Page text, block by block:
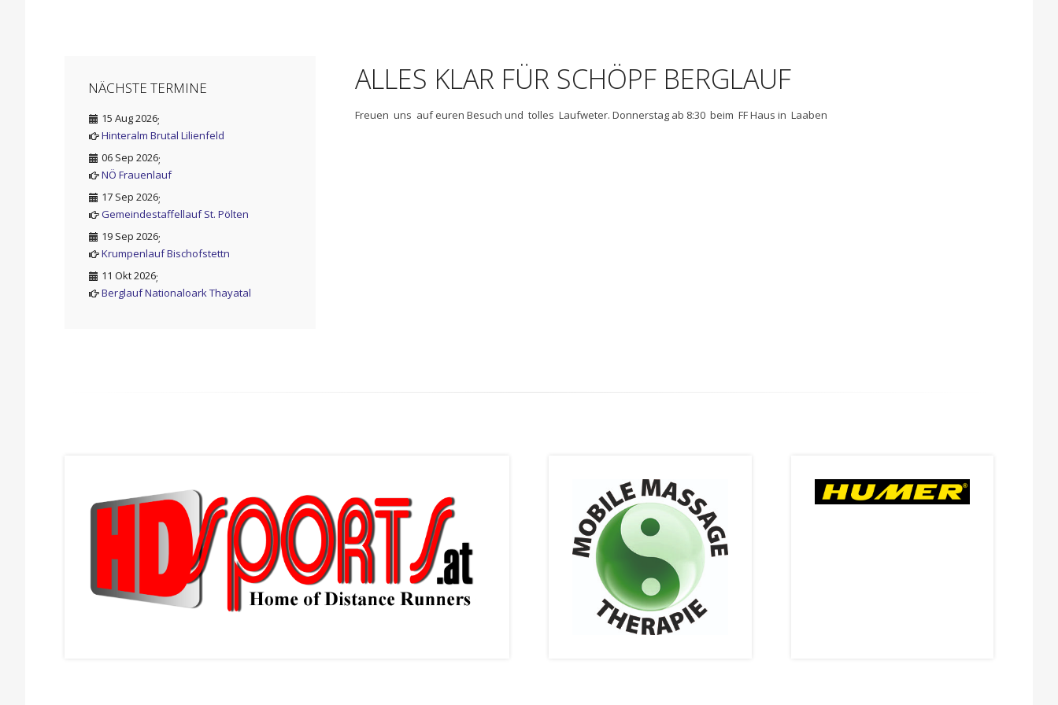
ALLES KLAR FÜR SCHÖPF BERGLAUF
Freuen uns auf euren Besuch und tolles Laufweter. Donnerstag ab 8:30 beim FF Haus in Laaben
NÄCHSTE TERMINE
15 Aug 2026;
Hinteralm Brutal Lilienfeld
06 Sep 2026;
NÖ Frauenlauf
17 Sep 2026;
Gemeindestaffellauf St. Pölten
19 Sep 2026;
Krumpenlauf Bischofstettn
11 Okt 2026;
Berglauf Nationaloark Thayatal